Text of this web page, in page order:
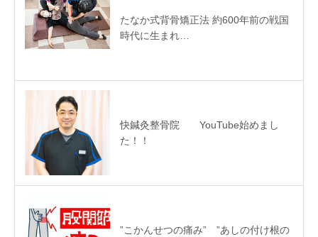
たなか式背骨矯正法 約600年前の戦国
時代に生まれ…
快鍼灸整骨院 YouTube始めまし
た！！
”こかんせつの痛み” ”あしの付け根の